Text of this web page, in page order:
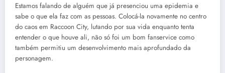
Estamos falando de alguém que já presenciou uma epidemia e
sabe o que ela faz com as pessoas. Colocá-la novamente no centro
do caos em Raccoon City, lutando por sua vida enquanto tenta
entender o que houve ali, não só foi um bom fanservice como
também permitiu um desenvolvimento mais aprofundado da
personagem.